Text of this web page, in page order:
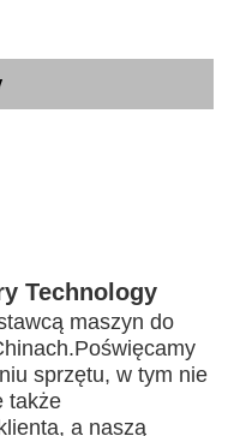
Technology
maszyn do
sprzętu, w tym nie
także
a naszą